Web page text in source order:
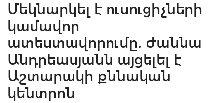
Մեկնարկել է ուսուցիչների
կամավոր
ատեստավորումը. Ժաննա
Անդրեասյանն այցելել է
Աշտարակի քննական
կենտրոն